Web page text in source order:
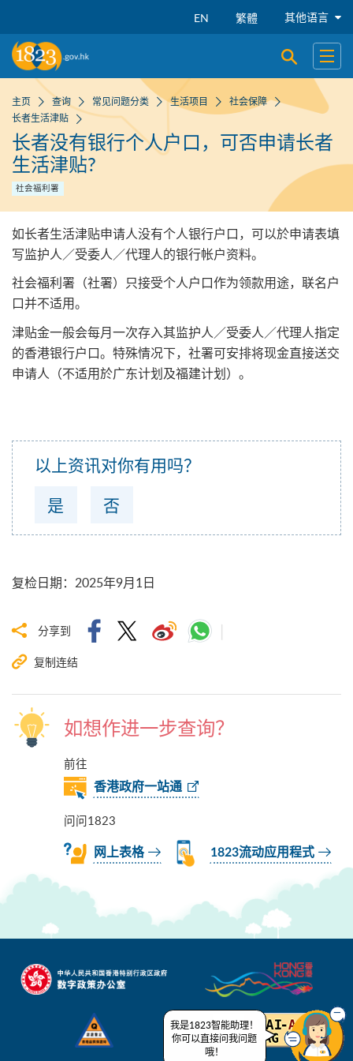
EN 繁體 其他语言
开启搜寻
开启
主页 查询 常见问题分类 生活项目
社会保障
长者生活津贴
长者没有银行个人户口，可否申请长者
生活津贴?
社会福利署
如长者生活津贴申请人没有个人银行户口，可以於申请表填
写监护人／受委人／代理人的银行帐户资料。
社会福利署（社署）只接受个人户口作为领款用途，联名户
口并不适用。
津贴金一般会每月一次存入其监护人／受委人／代理人指定
的香港银行户口。特殊情况下，社署可安排将现金直接送交
申请人（不适用於广东计划及福建计划）。
以上资讯对你有用吗？
是
否
复检日期： 2025年9月1日
分享到
复制连结
如想作进一步查询？
前往
香港政府一站通
问问1823
网上表格 1823流动应用程式
我是1823智能助理！
你可以直接问我问题
哦！